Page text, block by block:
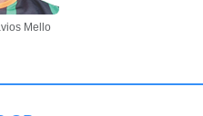
Mello